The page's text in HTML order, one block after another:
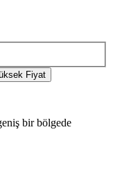
Fiyat
bir bölgede